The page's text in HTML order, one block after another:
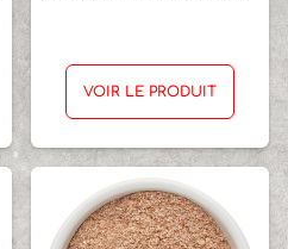
VOIR LE PRODUIT